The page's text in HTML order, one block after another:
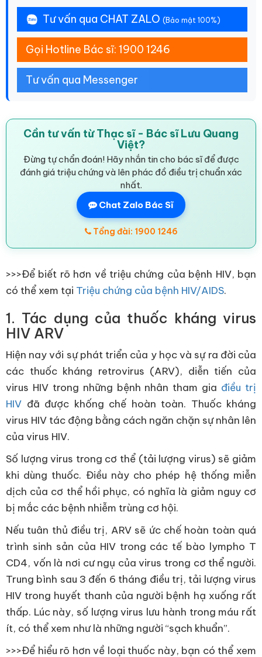
Tư vấn qua CHAT ZALO (Bảo mật 100%)
Gọi Hotline Bác sĩ: 1900 1246
Tư vấn qua Messenger
Cần tư vấn từ Thạc sĩ - Bác sĩ Lưu Quang
Việt?
Đừng tự chẩn đoán! Hãy nhắn tin cho bác sĩ để được
đánh giá triệu chứng và lên phác đồ điều trị chuẩn xác
nhất.
Chat Zalo Bác Sĩ
Tổng đài: 1900 1246
>>>Để biết rõ hơn về triệu chứng của bệnh HIV, bạn
có thể xem tại Triệu chứng của bệnh HIV/AIDS.
1. Tác dụng của thuốc kháng virus
HIV ARV
Hiện nay với sự phát triển của y học và sự ra đời của
các thuốc kháng retrovirus (ARV), diễn tiến của
virus HIV trong những bệnh nhân tham gia điều trị
HIV đã được khống chế hoàn toàn. Thuốc kháng
virus HIV tác động bằng cách ngăn chặn sự nhân lên
của virus HIV.
Số lượng virus trong cơ thể (tải lượng virus) sẽ giảm
khi dùng thuốc. Điều này cho phép hệ thống miễn
dịch của cơ thể hồi phục, có nghĩa là giảm nguy cơ
bị mắc các bệnh nhiễm trùng cơ hội.
Nếu tuân thủ điều trị, ARV sẽ ức chế hoàn toàn quá
trình sinh sản của HIV trong các tế bào lympho T
CD4, vốn là nơi cư ngụ của virus trong cơ thể người.
Trung bình sau 3 đến 6 tháng điều trị, tải lượng virus
HIV trong huyết thanh của người bệnh hạ xuống rất
thấp. Lúc này, số lượng virus lưu hành trong máu rất
ít, có thể xem như là những người “sạch khuẩn”.
>>>Để hiểu rõ hơn về loại thuốc này, bạn có thể xem